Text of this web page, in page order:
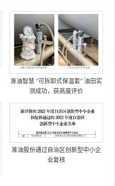
准油智慧 “可拆卸式保温套” 油田实
测成功，获高度评价
准油股份通过自治区创新型中小企
业复核